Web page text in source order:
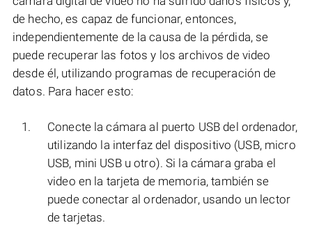
de hecho, es capaz de funcionar, entonces,
independientemente de la causa de la pérdida, se
puede recuperar las fotos y los archivos de video
desde él, utilizando programas de recuperación de
datos. Para hacer esto:
Conecte la cámara al puerto USB del ordenador,
utilizando la interfaz del dispositivo (USB, micro
USB, mini USB u otro). Si la cámara graba el
video en la tarjeta de memoria, también se
puede conectar al ordenador, usando un lector
de tarjetas.